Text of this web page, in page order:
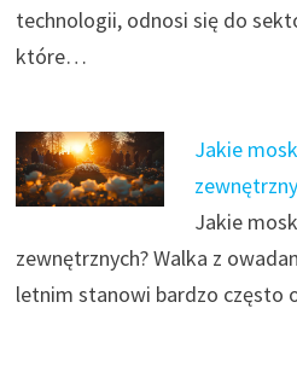
technologii, odnosi się do
które…
Jakie
Jakie
zewnętrznych? Walka z
letnim stanowi bardzo często